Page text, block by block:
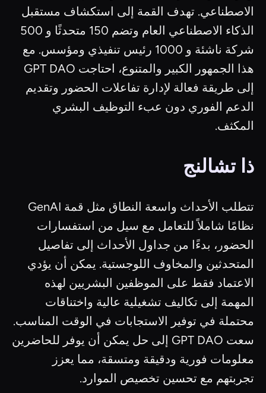
الاصطناعي. تهدف القمة إلى استكشاف مستقبل
الذكاء الاصطناعي العام وتضم 150 متحدثًا و 500
شركة ناشئة و 1000 رئيس تنفيذي ومؤسس. مع
هذا الجمهور الكبير والمتنوع، احتاجت GPT DAO
إلى طريقة فعالة لإدارة تفاعلات الحضور وتقديم
الدعم الفوري دون عبء التوظيف البشري
المكثف.
ذا تشالنج
تتطلب الأحداث واسعة النطاق مثل قمة GenAI
نظامًا شاملاً للتعامل مع سيل من استفسارات
الحضور، بدءًا من جداول الأحداث إلى تفاصيل
المتحدثين والمخاوف اللوجستية. يمكن أن يؤدي
الاعتماد فقط على الموظفين البشريين لهذه
المهمة إلى تكاليف تشغيلية عالية واختناقات
محتملة في توفير الاستجابات في الوقت المناسب.
سعت GPT DAO إلى حل يمكن أن يوفر للحاضرين
معلومات فورية ودقيقة ومتسقة، مما يعزز
تجربتهم مع تحسين تخصيص الموارد.